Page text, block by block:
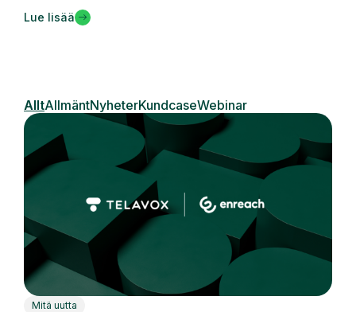
Lue lisää
AlltAllmäntNyheterKundcaseWebinar
Mitä uutta